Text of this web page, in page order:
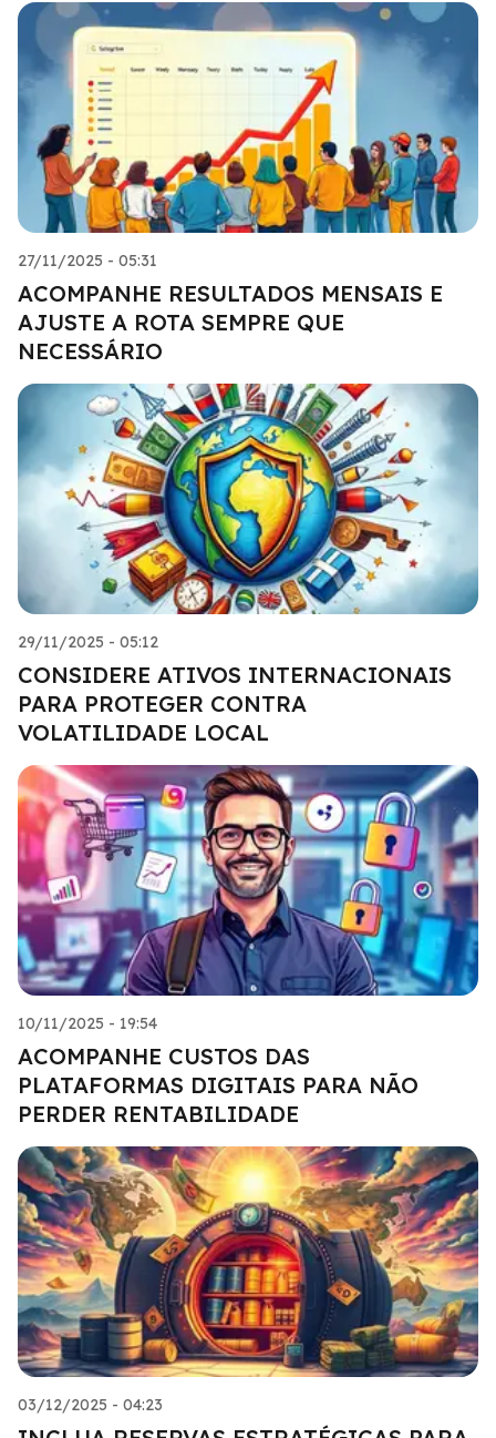
27/11/2025 - 05:31
ACOMPANHE RESULTADOS MENSAIS E
AJUSTE A ROTA SEMPRE QUE
NECESSÁRIO
29/11/2025 - 05:12
CONSIDERE ATIVOS INTERNACIONAIS
PARA PROTEGER CONTRA
VOLATILIDADE LOCAL
10/11/2025 - 19:54
ACOMPANHE CUSTOS DAS
PLATAFORMAS DIGITAIS PARA NÃO
PERDER RENTABILIDADE
03/12/2025 - 04:23